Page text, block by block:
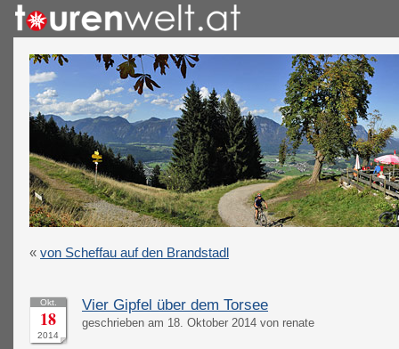
« von Scheffau auf den Brandstadl
Okt.
18
2014
Vier Gipfel über dem Torsee
geschrieben am 18. Oktober 2014 von renate